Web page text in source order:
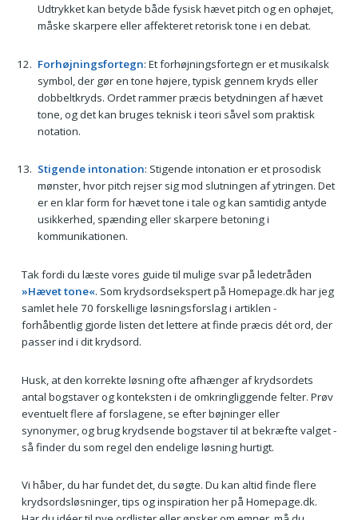
Udtrykket kan betyde både fysisk hævet pitch og en ophøjet,
måske skarpere eller affekteret retorisk tone i en debat.
Forhøjningsfortegn: Et forhøjningsfortegn er et musikalsk
symbol, der gør en tone højere, typisk gennem kryds eller
dobbeltkryds. Ordet rammer præcis betydningen af hævet
tone, og det kan bruges teknisk i teori såvel som praktisk
notation.
Stigende intonation: Stigende intonation er et prosodisk
mønster, hvor pitch rejser sig mod slutningen af ytringen. Det
er en klar form for hævet tone i tale og kan samtidig antyde
usikkerhed, spænding eller skarpere betoning i
kommunikationen.
Tak fordi du læste vores guide til mulige svar på ledetråden
»Hævet tone«. Som krydsordsekspert på Homepage.dk har jeg
samlet hele 70 forskellige løsningsforslag i artiklen -
forhåbentlig gjorde listen det lettere at finde præcis dét ord, der
passer ind i dit krydsord.
Husk, at den korrekte løsning ofte afhænger af krydsordets
antal bogstaver og konteksten i de omkringliggende felter. Prøv
eventuelt flere af forslagene, se efter bøjninger eller
synonymer, og brug krydsende bogstaver til at bekræfte valget -
så finder du som regel den endelige løsning hurtigt.
Vi håber, du har fundet det, du søgte. Du kan altid finde flere
krydsordsløsninger, tips og inspiration her på Homepage.dk.